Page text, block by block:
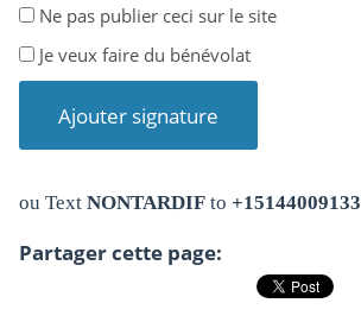
Ne pas publier ceci sur le site
Je veux faire du bénévolat
ou Text NONTARDIFto +15144009133
Partager cette page: